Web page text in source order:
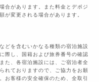
合があります。また料金とデポジ
が変更される場合があります。
どを含むいかなる種類の宿泊施設
際し、国籍および旅券番号の確認
た、各宿泊施設には、ご宿泊者全
れておりますの​で、ご協力をお願
お客様の安全確保のため、全取引